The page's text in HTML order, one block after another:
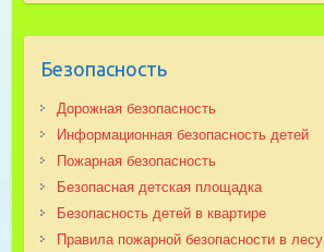
Безопасность
Дорожная безопасность
Информационная безопасность детей
Пожарная безопасность
Безопасная детская площадка
Безопасность детей в квартире
Правила пожарной безопасности в лесу